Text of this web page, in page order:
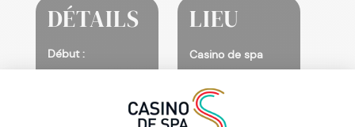
DÉTAILS
Début :
LIEU
Casino de spa